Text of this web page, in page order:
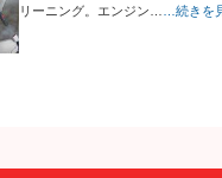
リーニング。エンジン…
…続きを